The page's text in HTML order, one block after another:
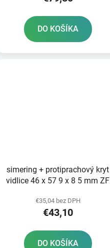
DO KOŠÍKA
simering + protiprachový kryt
vidlice 46 x 57 9 x 8 5 mm ZF
€35,04 bez DPH
€43,10
DO KOŠÍKA